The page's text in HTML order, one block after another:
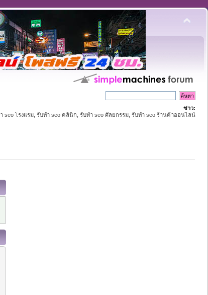
ข่าว:
seo โรงแรม, รับทำ seo คลินิก, รับทำ seo ศัลยกรรม, รับทำ seo ร้านค้าออนไลน์